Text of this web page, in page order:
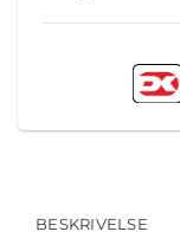
BESKRIVELSE